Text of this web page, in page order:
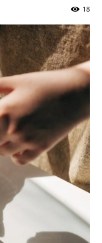
18